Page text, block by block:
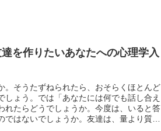
を作りたいあなたへの心理学入
。そうたずねられたら、おそらくほとんど
しょう。では「あなたには何でも話し合え
れたらどうでしょうか。今度は、いると答
ではないでしょうか。友達は、量より質。